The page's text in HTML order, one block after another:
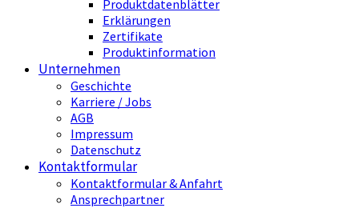
Produktdatenblätter
Erklärungen
Zertifikate
Produktinformation
Unternehmen
Geschichte
Karriere / Jobs
AGB
Impressum
Datenschutz
Kontaktformular
Kontaktformular & Anfahrt
Ansprechpartner